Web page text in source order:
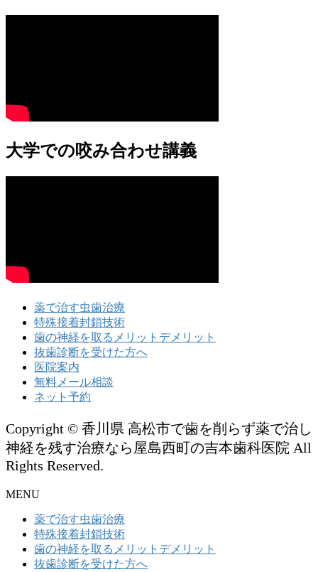
大学での咬み合わせ講義
薬で治す虫歯治療
特殊接着封鎖技術
歯の神経を取るメリットデメリット
抜歯診断を受けた方へ
医院案内
無料メール相談
ネット予約
Copyright © 香川県 高松市で歯を削らず薬で治し
神経を残す治療なら屋島西町の吉本歯科医院 All
Rights Reserved.
MENU
薬で治す虫歯治療
特殊接着封鎖技術
歯の神経を取るメリットデメリット
抜歯診断を受けた方へ